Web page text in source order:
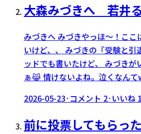
大森みづきへ 若井
みづきへ みづきやっほ〜！ここ
いけど、、 みづきの『受験と引
ッドでも書いたけど、 みづきが
ぁ😹 情けないよね。泣くなん
2026-05-23· コメント 2· いいね 1
前に投票してもらっ